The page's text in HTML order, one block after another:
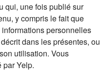
qui, une fois publié sur
y compris le fait que
personnelles
dans les présentes, ou
utilisation. Vous
par Yelp.